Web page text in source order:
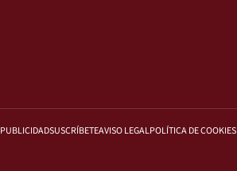
PUBLICIDADSUSCRÍBETEAVISO LEGALPOLÍTICA DE COOKIES